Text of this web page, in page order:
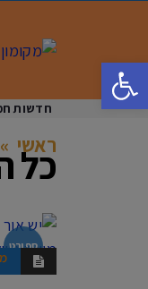
פתח סרגל נגישות
חדשות
ראשי » כל
ספורט